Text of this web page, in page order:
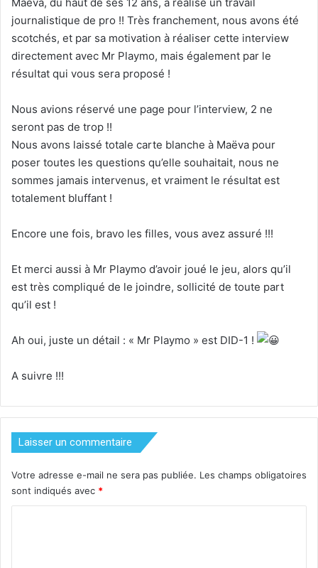
journalistique de pro !! Très franchement, nous avons été
scotchés, et par sa motivation à réaliser cette interview
directement avec Mr Playmo, mais également par le
résultat qui vous sera proposé !
Nous avions réservé une page pour l’interview, 2 ne
seront pas de trop !!
Nous avons laissé totale carte blanche à Maëva pour
poser toutes les questions qu’elle souhaitait, nous ne
sommes jamais intervenus, et vraiment le résultat est
totalement bluffant !
Encore une fois, bravo les filles, vous avez assuré !!!
Et merci aussi à Mr Playmo d’avoir joué le jeu, alors qu’il
est très compliqué de le joindre, sollicité de toute part
qu’il est !
Ah oui, juste un détail : « Mr Playmo » est DID-1 !
A suivre !!!
Laisser un commentaire
Votre adresse e-mail ne sera pas publiée. Les champs obligatoires
sont indiqués avec *